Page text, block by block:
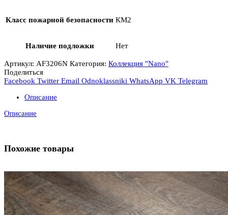
Класс пожарной безопасности КМ2
Наличие подложки Нет
Артикул: AF3206N Категория: Коллекция "Nano"
Поделиться
Facebook Twitter Email Odnoklassniki WhatsApp VK Telegram
Описание
Описание
Похожие товары